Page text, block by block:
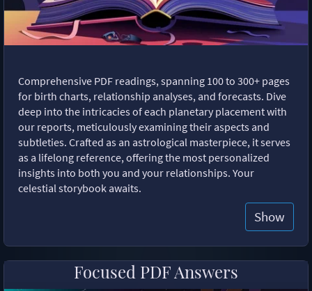
Comprehensive PDF readings, spanning 100 to 300+ pages
for birth charts, relationship analyses, and forecasts. Dive
deep into the intricacies of each planetary placement with
our reports, meticulously examining their aspects and
subtleties. Crafted as an astrological masterpiece, it serves
as a lifelong reference, offering the most personalized
insights into both you and your relationships. Your
celestial storybook awaits.
Show
Focused PDF Answers